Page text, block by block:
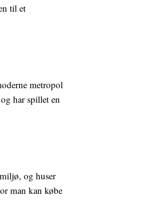
til et
metropol
har spillet en
og huser
man kan købe